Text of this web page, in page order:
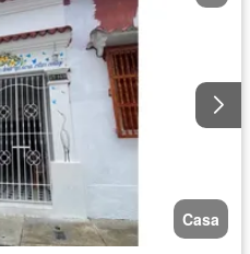
Casa